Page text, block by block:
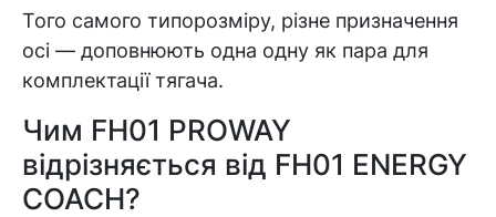
Того самого типорозміру, різне призначення
осі — доповнюють одна одну як пара для
комплектації тягача.
Чим FH01 PROWAY
відрізняється від FH01 ENERGY
COACH?